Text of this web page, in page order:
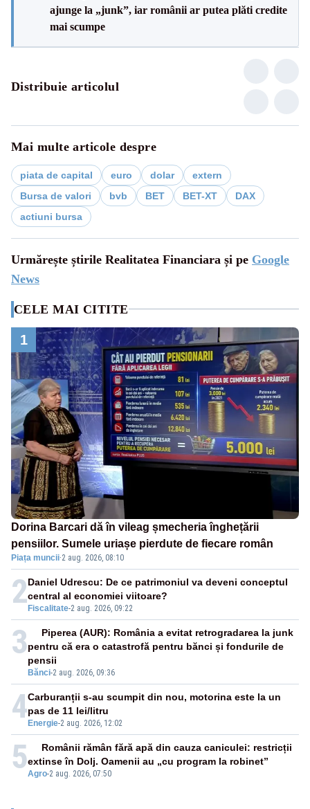
ajunge la „junk”, iar românii ar putea plăti credite
mai scumpe
Distribuie articolul
Mai multe articole despre
piata de capital euro dolar
extern
Bursa de valori
bvb BET BET-XT
DAX
actiuni bursa
Urmărește știrile Realitatea Financiara și pe Google
News
CELE MAI CITITE
1
Dorina Barcari dă în vileag șmecheria înghețării
pensiilor. Sumele uriașe pierdute de fiecare român
Piața muncii·2 aug. 2026, 08:10
2 Fiscalitate-2 aug. 2026, 09:22
Daniel Udrescu: De ce patrimoniul va deveni conceptul
central al economiei viitoare?
3
Bănci-2 aug. 2026, 09:36
Piperea (AUR): România a evitat retrogradarea la junk
pentru că era o catastrofă pentru bănci și fondurile de
pensii
4 Energie-2 aug. 2026, 12:02
Carburanții s-au scumpit din nou, motorina este la un
pas de 11 lei/litru
5Agro-2 aug. 2026, 07:50
Românii rămân fără apă din cauza caniculei: restricții
extinse în Dolj. Oamenii au „cu program la robinet”